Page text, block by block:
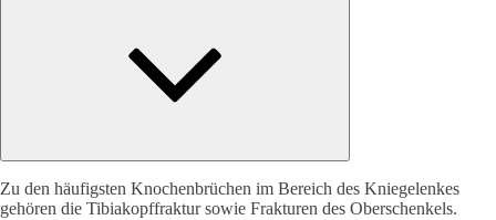
Zu den häufigsten Knochenbrüchen im Bereich des Kniegelenkes
gehören die Tibiakopffraktur sowie Frakturen des Oberschenkels.